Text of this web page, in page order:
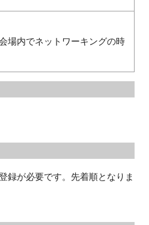
場内でネットワーキングの時
が必要です。先着順となりま